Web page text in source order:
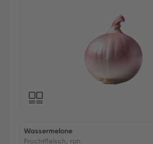
Wassermelone
Fruchtfleisch, roh